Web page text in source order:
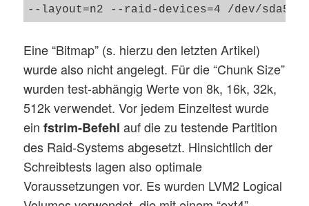
Eine “Bitmap” (s. hierzu den letzten Artikel)
wurde also nicht angelegt. Für die “Chunk Size”
wurden test-abhängig Werte von 8k, 16k, 32k,
512k verwendet. Vor jedem Einzeltest wurde
einfstrim-Befehl auf die zu testende Partition
des Raid-Systems abgesetzt. Hinsichtlich der
Schreibtests lagen also optimale
Voraussetzungen vor. Es wurden LVM2 Logical